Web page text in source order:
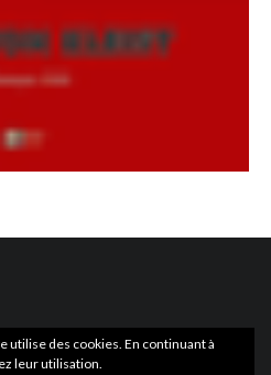
utilise des cookies. En continuant à
leur utilisation.